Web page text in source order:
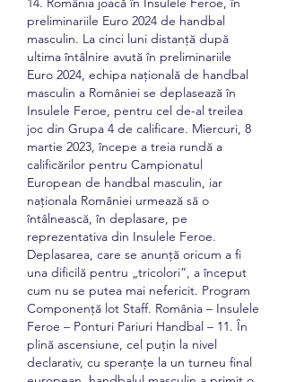
preliminariile Euro 2024 de handbal
masculin. La cinci luni distanță după
ultima întâlnire avută în preliminariile
Euro 2024, echipa națională de handbal
masculin a României se deplasează în
Insulele Feroe, pentru cel de-al treilea
joc din Grupa 4 de calificare. Miercuri, 8
martie 2023, începe a treia rundă a
calificărilor pentru Campionatul
European de handbal masculin, iar
naționala României urmează să o
întâlnească, în deplasare, pe
reprezentativa din Insulele Feroe.
Deplasarea, care se anunță oricum a fi
una dificilă pentru „tricolori”, a început
cum nu se putea mai nefericit. Program
Componență lot Staff. România – Insulele
Feroe – Ponturi Pariuri Handbal – 11. În
plină ascensiune, cel puțin la nivel
declarativ, cu speranțe la un turneu final